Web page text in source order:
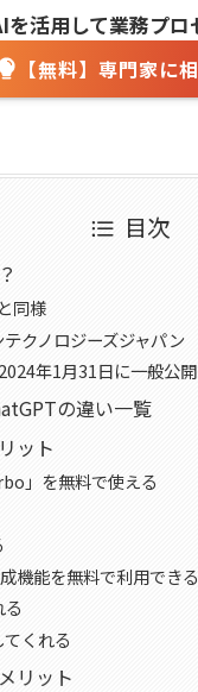
を活用して業務プ
【無料】専門家に
目次
同様
クノロジーズジャパン
年1月31日に一般公開
の違い一覧
ット
」を無料で使える
機能を無料で利用できる
くれる
リット